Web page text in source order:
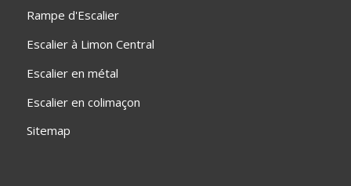
Rampe d'Escalier
Escalier à Limon Central
Escalier en métal
Escalier en colimaçon
Sitemap